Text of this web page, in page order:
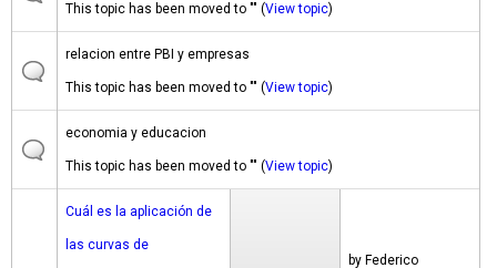
This topic has been moved to "" (View topic)
relacion entre PBI y empresas
This topic has been moved to "" (View topic)
economia y educacion
This topic has been moved to "" (View topic)
Cuál es la aplicación de
las curvas de
by Federico